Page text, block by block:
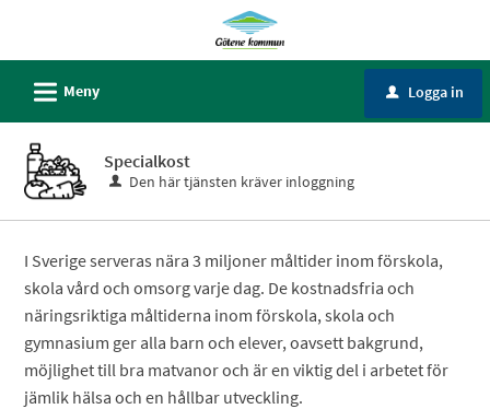
Självservice
Götene
kommun
L Meny u Logga in
Specialkost
Den här tjänsten kräver inloggning
I Sverige serveras nära 3 miljoner måltider inom förskola,
skola vård och omsorg varje dag. De kostnadsfria och
näringsriktiga måltiderna inom förskola, skola och
gymnasium ger alla barn och elever, oavsett bakgrund,
möjlighet till bra matvanor och är en viktig del i arbetet för
jämlik hälsa och en hållbar utveckling.